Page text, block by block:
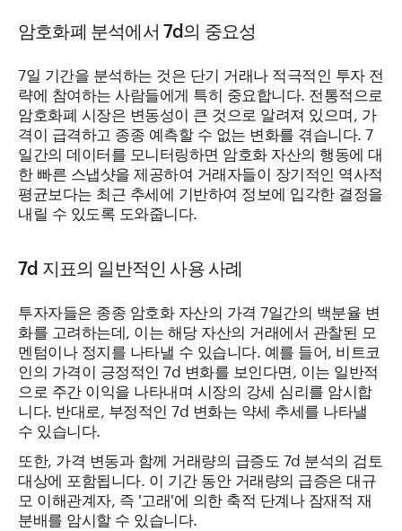
암호화폐 분석에서 7d의 중요성
7일 기간을 분석하는 것은 단기 거래나 적극적인 투자 전
략에 참여하는 사람들에게 특히 중요합니다. 전통적으로
암호화폐 시장은 변동성이 큰 것으로 알려져 있으며, 가
격이 급격하고 종종 예측할 수 없는 변화를 겪습니다. 7
일간의 데이터를 모니터링하면 암호화 자산의 행동에 대
한 빠른 스냅샷을 제공하여 거래자들이 장기적인 역사적
평균보다는 최근 추세에 기반하여 정보에 입각한 결정을
내릴 수 있도록 도와줍니다.
7d 지표의 일반적인 사용 사례
투자자들은 종종 암호화 자산의 가격 7일간의 백분율 변
화를 고려하는데, 이는 해당 자산의 거래에서 관찰된 모
멘텀이나 정지를 나타낼 수 있습니다. 예를 들어, 비트코
인의 가격이 긍정적인 7d 변화를 보인다면, 이는 일반적
으로 주간 이익을 나타내며 시장의 강세 심리를 암시합
니다. 반대로, 부정적인 7d 변화는 약세 추세를 나타낼
수 있습니다.
또한, 가격 변동과 함께 거래량의 급증도 7d 분석의 검토
대상에 포함됩니다. 이 기간 동안 거래량의 급증은 대규
모 이해관계자, 즉 '고래'에 의한 축적 단계나 잠재적 재
분배를 암시할 수 있습니다.